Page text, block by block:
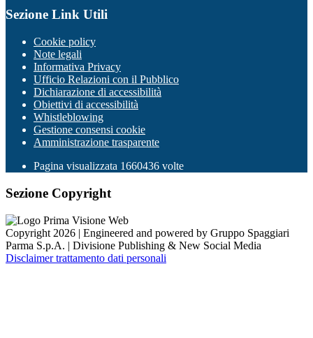
Sezione Link Utili
Cookie policy
Note legali
Informativa Privacy
Ufficio Relazioni con il Pubblico
Dichiarazione di accessibilità
Obiettivi di accessibilità
Whistleblowing
Gestione consensi cookie
Amministrazione trasparente
Pagina visualizzata 1660436 volte
Sezione Copyright
Copyright 2026 | Engineered and powered by Gruppo Spaggiari
Parma S.p.A. | Divisione Publishing & New Social Media
Disclaimer trattamento dati personali